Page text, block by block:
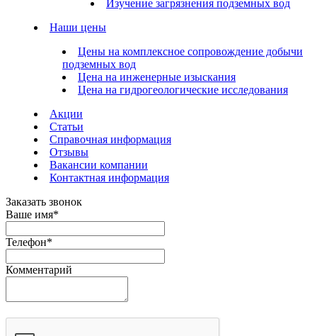
Изучение загрязнения подземных вод
Наши цены
Цены на комплексное сопровождение добычи
подземных вод
Цена на инженерные изыскания
Цена на гидрогеологические исследования
Акции
Статьи
Справочная информация
Отзывы
Вакансии компании
Контактная информация
Заказать звонок
Ваше имя*
Телефон*
Комментарий